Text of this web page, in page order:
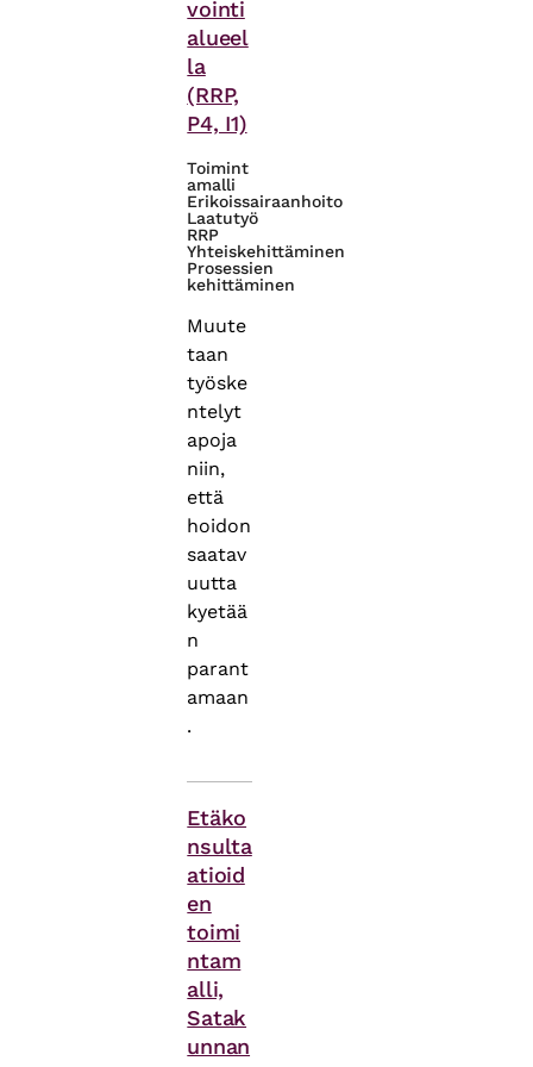
vointi
alueel
la
(RRP,
P4, I1)
Toimint
amalli
Erikoissairaanhoito
Laatutyö
RRP
Yhteiskehittäminen
Prosessien
kehittäminen
Muute
taan
työske
ntelyt
apoja
niin,
että
hoidon
saatav
uutta
kyetää
n
parant
amaan
.
Etäko
nsulta
atioid
en
toimi
ntam
alli,
Satak
unnan